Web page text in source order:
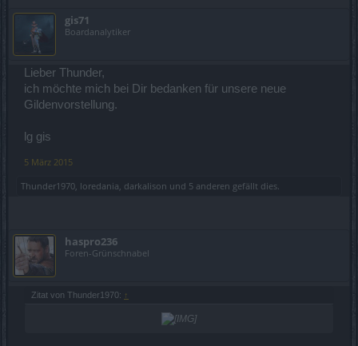
gis71
Boardanalytiker
Lieber Thunder,
ich möchte mich bei Dir bedanken für unsere neue
Gildenvorstellung.
lg gis
5 März 2015
Thunder1970 loredania darkalison und 5 anderen gefällt dies.
haspro236
Foren-Grünschnabel
Zitat von Thunder1970: ↑